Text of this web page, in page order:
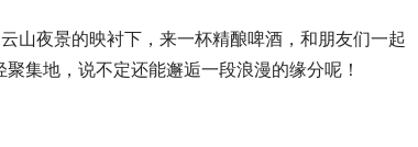
山夜景的映衬下，来一杯精酿啤酒，和朋友们一起
集地，说不定还能邂逅一段浪漫的缘分呢！